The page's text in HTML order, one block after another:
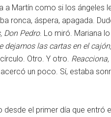
a Martín como si los
ronca, áspera, apagada.
Don Pedro. Lo miró. Mariana
dejamos las cartas en el
Otro. Y otro.
un poco. Sí, estaba
el primer día que